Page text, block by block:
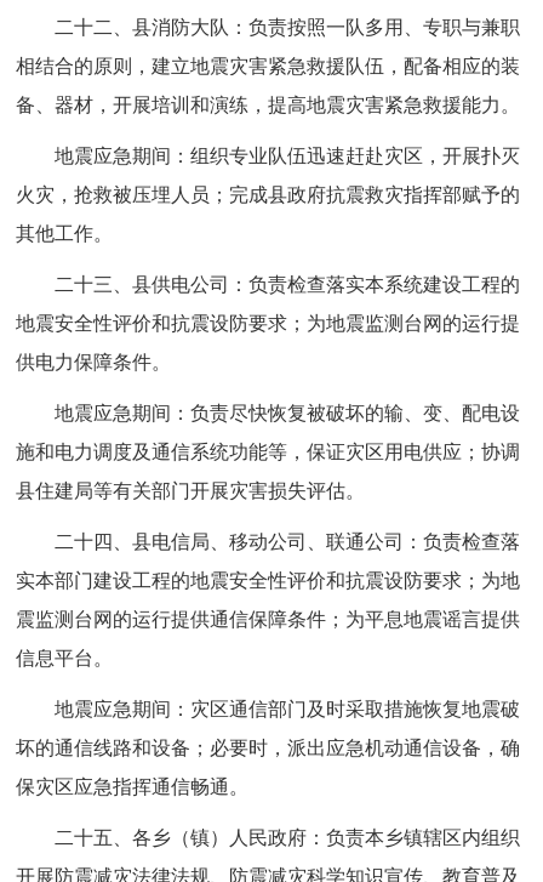
二十二、县消防大队：负责按照一队多用、专职与兼职
相结合的原则，建立地震灾害紧急救援队伍，配备相应的装
备、器材，开展培训和演练，提高地震灾害紧急救援能力。
地震应急期间：组织专业队伍迅速赶赴灾区，开展扑灭
火灾，抢救被压埋人员；完成县政府抗震救灾指挥部赋予的
其他工作。
二十三、县供电公司：负责检查落实本系统建设工程的
地震安全性评价和抗震设防要求；为地震监测台网的运行提
供电力保障条件。
地震应急期间：负责尽快恢复被破坏的输、变、配电设
施和电力调度及通信系统功能等，保证灾区用电供应；协调
县住建局等有关部门开展灾害损失评估。
二十四、县电信局、移动公司、联通公司：负责检查落
实本部门建设工程的地震安全性评价和抗震设防要求；为地
震监测台网的运行提供通信保障条件；为平息地震谣言提供
信息平台。
地震应急期间：灾区通信部门及时采取措施恢复地震破
坏的通信线路和设备；必要时，派出应急机动通信设备，确
保灾区应急指挥通信畅通。
二十五、各乡（镇）人民政府：负责本乡镇辖区内组织
开展防震减灾法律法规、防震减灾科学知识宣传、教育普及